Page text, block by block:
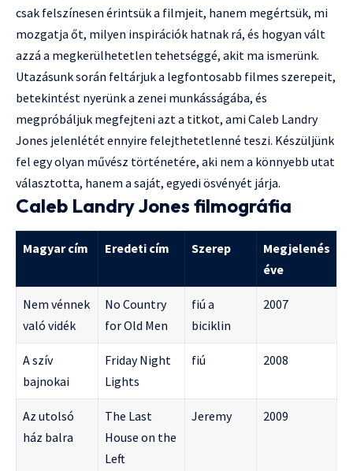
csak felszínesen érintsük a filmjeit, hanem megértsük, mi
mozgatja őt, milyen inspirációk hatnak rá, és hogyan vált
azzá a megkerülhetetlen tehetséggé, akit ma ismerünk.
Utazásunk során feltárjuk a legfontosabb filmes szerepeit,
betekintést nyerünk a zenei munkásságába, és
megpróbáljuk megfejteni azt a titkot, ami Caleb Landry
Jones jelenlétét ennyire felejthetetlenné teszi. Készüljünk
fel egy olyan művész történetére, aki nem a könnyebb utat
választotta, hanem a saját, egyedi ösvényét járja.
Caleb Landry Jones filmográfia
Magyar cím Eredeti cím Szerep
Megjelenés
éve
Nem vénnek
való vidék
No Country
for Old Men
fiú a
biciklin
2007
A szív
bajnokai
Friday Night
Lights
fiú 2008
Az utolsó
ház balra
The Last
House on the
Left
Jeremy 2009